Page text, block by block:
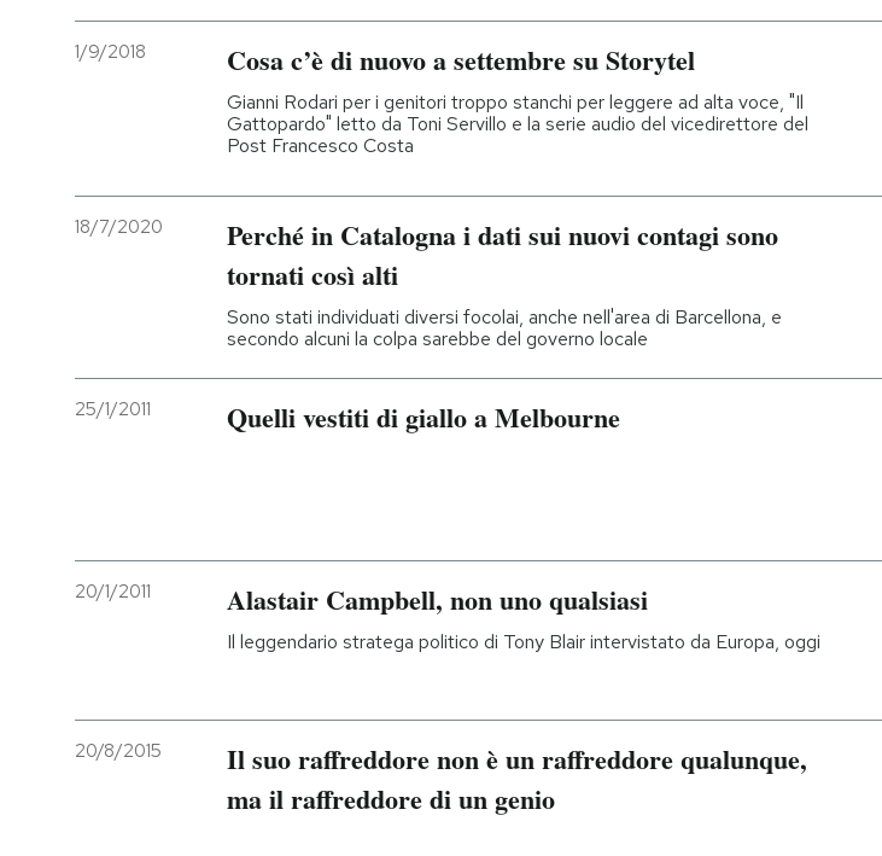
1/9/2018 Cosa c’è di nuovo a settembre su Storytel
Gianni Rodari per i genitori troppo stanchi per leggere ad alta voce, "Il
Gattopardo" letto da Toni Servillo e la serie audio del vicedirettore del
Post Francesco Costa
18/7/2020
Perché in Catalogna i dati sui nuovi contagi sono
tornati così alti
Sono stati individuati diversi focolai, anche nell'area di Barcellona, e
secondo alcuni la colpa sarebbe del governo locale
25/1/2011 Quelli vestiti di giallo a Melbourne
20/1/2011 Alastair Campbell, non uno qualsiasi
Il leggendario stratega politico di Tony Blair intervistato da Europa, oggi
20/8/2015
Il suo raffreddore non è un raffreddore qualunque,
ma il raffreddore di un genio